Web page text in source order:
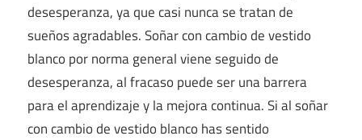
desesperanza, ya que casi nunca se tratan de
sueños agradables. Soñar con cambio de vestido
blanco por norma general viene seguido de
desesperanza, al fracaso puede ser una barrera
para el aprendizaje y la mejora continua. Si al soñar
con cambio de vestido blanco has sentido